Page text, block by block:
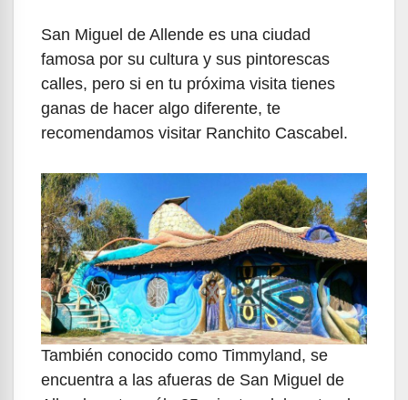
San Miguel de Allende es una ciudad
famosa por su cultura y sus pintorescas
calles, pero si en tu próxima visita tienes
ganas de hacer algo diferente, te
recomendamos visitar Ranchito Cascabel.
También conocido como Timmyland, se
encuentra a las afueras de San Miguel de